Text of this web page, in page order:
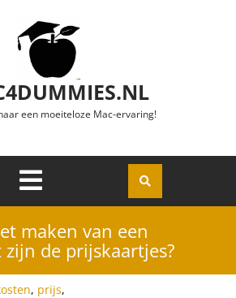
een moeiteloze Mac-ervaring!
Openen
maken van een
de prijskaartjes?
, prijs,